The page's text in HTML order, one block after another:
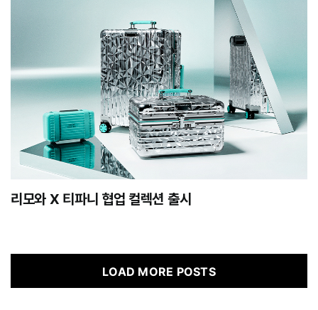
리모와 X 티파니 협업 컬렉션 출시
LOAD MORE POSTS